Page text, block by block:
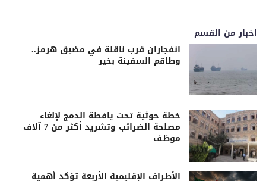
اخبار من القسم
انفجاران قرب ناقلة في مضيق هرمز..
وطاقم السفينة بخير
خطة حوثية تحت يافطة الدمج لإلغاء
مصلحة الضرائب وتشريد أكثر من 7 آلاف
موظف
الأطراف الإقليمية الأربعة تؤكد أهمية